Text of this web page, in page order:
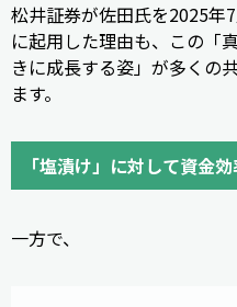
松井証券が佐田氏を2025年
に起用した理由も、この「
きに成長する姿」が多くの
ます。
「塩漬け」に対して資金
一方で、